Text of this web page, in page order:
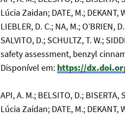
Lúcia Zaidan; DATE, M.; DEKANT,
LIEBLER, D. C.; NA, M.; O’BRIEN,
SALVITO, D.; SCHULTZ, T. W.;
safety assessment, benzyl
Disponível em: https://
API, A. M.; BELSITO, D.; BISERTA,
Lúcia Zaidan; DATE, M.; DEKANT,